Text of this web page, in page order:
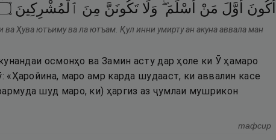
أَكُونَ
أَوَّلَ مَنْ أَسْلَمَ ۖ وَلَا تَكُونَنَّ مِنَ ٱلْمُشْرِكِينَ
ва Ҳува ютъиму ва ла ютъам. Қул инни умирту ан акуна аввала ман
осмонҳо ва Замин асту дар ҳоле ки Ӯ ҳамаро
маро амр карда шудааст, ки аввалин касе
шуд маро, ки) ҳаргиз аз ҷумлаи мушрикон
тафсир